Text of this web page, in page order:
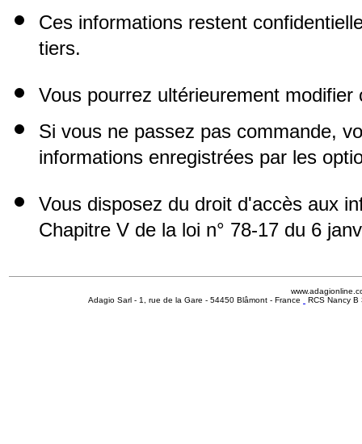
Ces informations restent
tiers.
Vous pourrez ultérieurement
Si vous ne passez pas commande,
informations enregistrées par les
Vous disposez du droit d'accès aux
Chapitre V de la loi n° 78-17 du 6
Adagio Sarl - 1, rue de la Gare - 54450 Blâmont - France
RCS Nancy B